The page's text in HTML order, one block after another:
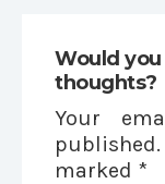
Would
thoughts?
Your
marked *